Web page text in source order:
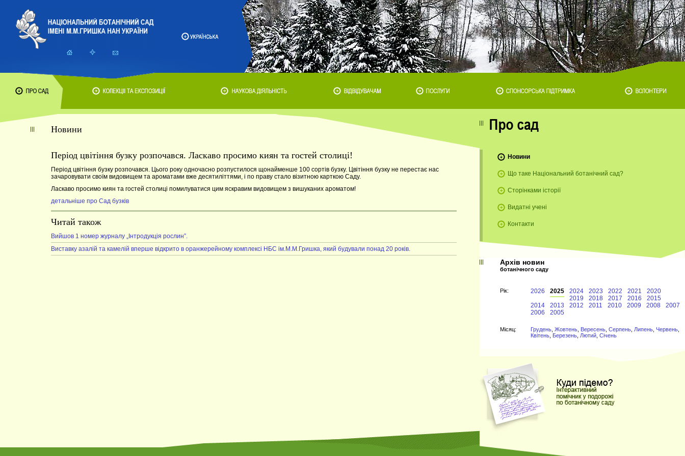
Новини
Період цвітіння бузку розпочався. Ласкаво просимо киян та гостей столиці!
Період цвітіння бузку розпочався. Цього року одночасно розпустилося щонайменше 100 сортів бузку. Цвітіння бузку не перестає нас
зачаровувати своїм видовищем та ароматами вже десятиліттями, і по праву стало візитною карткою Саду.
Ласкаво просимо киян та гостей столиці помилуватися цим яскравим видовищем з вишуканих ароматом!
детальніше про Сад бузків
Читай також
Вийшов 1 номер журналу „Інтродукція рослин”.
Виставку азалій та камелій вперше відкрито в оранжерейному комплексі НБС ім.М.М.Гришка, який будували понад 20 років.
Новини
Що таке Національний ботанічний сад?
Сторінками історії
Видатні учені
Контакти
Архів новин
ботанічного саду
Рiк: 2026 2025 2024 2023 2022 2021
2020
2019
2018 2017 2016
2015
2014
2013 2012 2011 2010 2009 2008
2007
2006
2005
Мiсяц: Грудень Жовтень Вересень Серпень Липень Червень
Квітень Березень Лютий Січень